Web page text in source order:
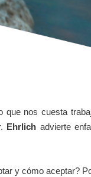
nos cuesta
Ehrlich advierte
y cómo aceptar?